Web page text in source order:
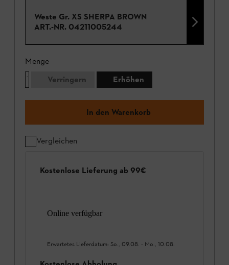
Weste Gr. XS SHERPA BROWN
ART.-NR. 04211005244
Menge
Verringern
Erhöhen
In den Warenkorb
Vergleichen
Kostenlose Lieferung ab 99€
Online verfügbar
Erwartetes Lieferdatum: So., 09.08. - Mo., 10.08.